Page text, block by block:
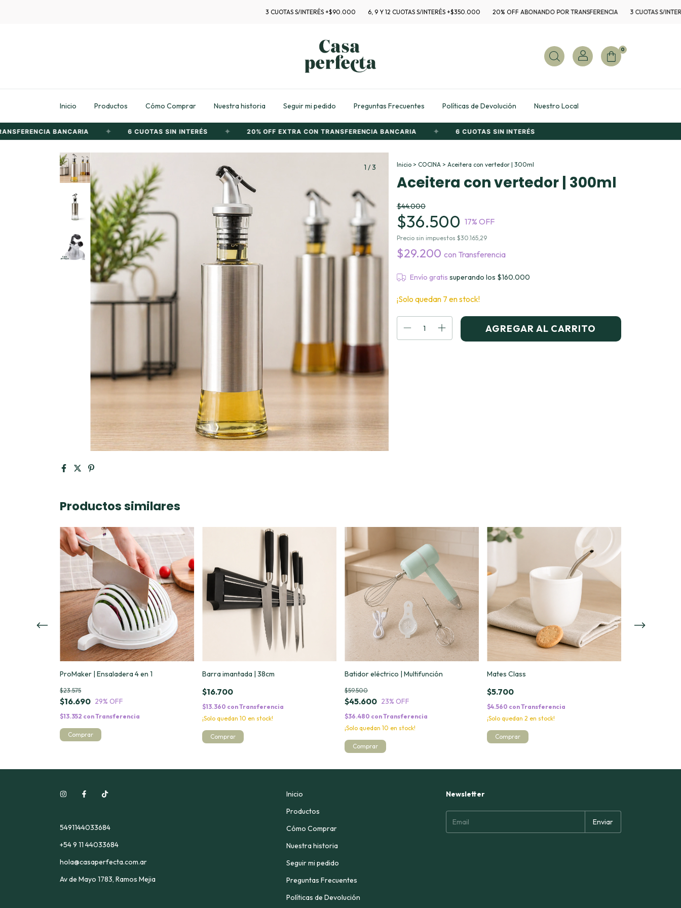
3 CUOTAS S/INTERÉS +$90.000 6, 9 Y 12 CUOTAS S/INTERÉS +$350.000 20% OFF ABONANDO POR TRANSFERENCIA 3 CUOTAS S/INTERÉS
0
Inicio Productos Cómo Comprar Nuestra historia Seguir mi pedido Preguntas Frecuentes Políticas de Devolución Nuestro Local
BANCARIA 6 CUOTAS SIN INTERÉS 20% OFF EXTRA CON TRANSFERENCIA BANCARIA 6 CUOTAS SIN INTERÉS
1 /3 Inicio > COCINA > Aceitera con vertedor | 300ml
Aceitera con vertedor | 300ml
$44.000
$36.500 17% OFF
Precio sin impuestos $30.165,29
$29.200 con Transferencia
Envío gratis superando los $160.000
¡Solo quedan 7 en stock!
Productos similares
ProMaker | Ensaladera 4 en 1
$16.690
$23.575
29% OFF
$13.352 conTransferencia
Comprar
Barra imantada | 38cm
$16.700
$13.360 conTransferencia
¡Solo quedan 10 en stock!
Batidor eléctrico | Multifunción
$45.600
$59.500
23% OFF
$36.480 conTransferencia
¡Solo quedan 10 en stock!
Mates Class
$5.700
$4.560 conTransferencia
¡Solo quedan 2 en stock!
Comprar
5491144033684
+54 9 11 44033684
hola@casaperfecta.com.ar
Av de Mayo 1783, Ramos Mejia
Inicio
Productos
Cómo Comprar
Nuestra historia
Seguir mi pedido
Preguntas Frecuentes
Políticas de Devolución
Newsletter